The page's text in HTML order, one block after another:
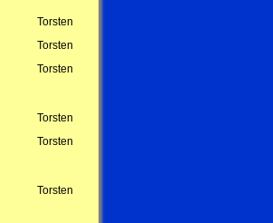
Torsten
Torsten
Torsten
Torsten
Torsten
Torsten